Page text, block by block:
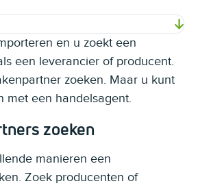
en u zoekt een
een leverancier of producent.
zoeken. Maar u kunt
met een handelsagent.
zoeken
manieren een
Zoek producenten of